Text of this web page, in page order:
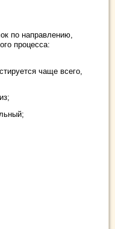
по направлению,
процесса:
чаще всего,